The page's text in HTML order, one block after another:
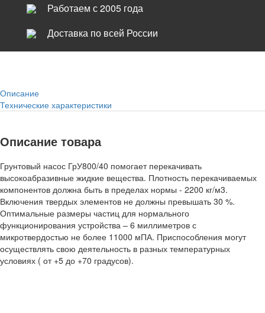
Работаем с 2005 года
Доставка по всей России
Описание
Технические характеристики
Описание товара
Грунтовый насос ГрУ800/40 помогает перекачивать
высокоабразивные жидкие вещества. Плотность перекачиваемых
компонентов должна быть в пределах нормы - 2200 кг/м3.
Включения твердых элементов не должны превышать 30 %.
Оптимальные размеры частиц для нормального
функционирования устройства – 6 миллиметров с
микротвердостью не более 11000 мПА. Приспособления могут
осуществлять свою деятельность в разных температурных
условиях ( от +5 до +70 градусов).